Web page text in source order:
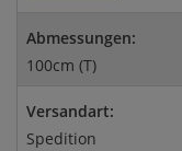
Abmessungen:
100cm (T)
Versandart:
Spedition